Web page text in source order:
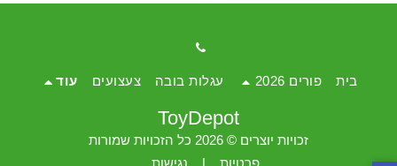
ToyDepot
זכויות יוצרים © 2026 כל הזכויות שמורות
בית פורים 2026 עגלות בובה צעצועים עוד